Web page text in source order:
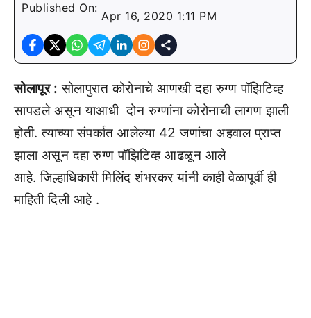
Published On:
Apr 16, 2020 1:11 PM
सोलापूर : सोलापुरात कोरोनाचे आणखी दहा रुग्ण पॉझिटिव्ह
सापडले असून याआधी दोन रुग्णांना कोरोनाची लागण झाली
होती. त्याच्या संपर्कात आलेल्या 42 जणांचा अहवाल प्राप्त
झाला असून दहा रुग्ण पॉझिटिव्ह आढळून आले
आहे. जिल्हाधिकारी मिलिंद शंभरकर यांनी काही वेळापूर्वी ही
माहिती दिली आहे .